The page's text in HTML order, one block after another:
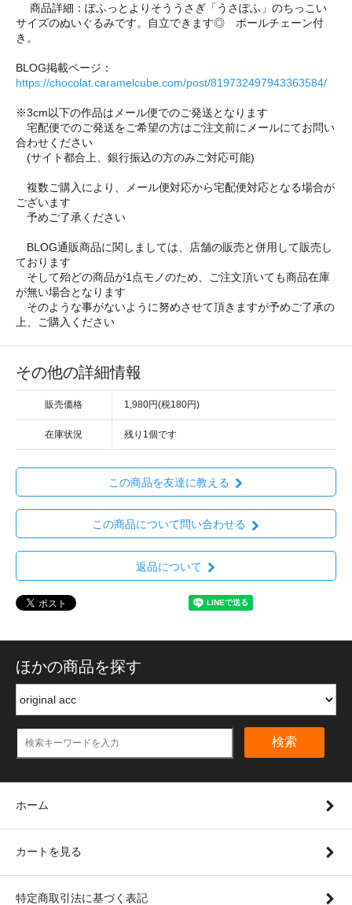
商品詳細：ぽふっとよりそううさぎ「うさぽふ」のちっこい
サイズのぬいぐるみです。自立できます◎ ボールチェーン付
き。
BLOG掲載ページ：
https://chocolat.caramelcube.com/post/819732497943363584/
※3cm以下の作品はメール便でのご発送となります
宅配便でのご発送をご希望の方はご注文前にメールにてお問い
合わせください
(サイト都合上、銀行振込の方のみご対応可能)
複数ご購入により、メール便対応から宅配便対応となる場合が
ございます
予めご了承ください
BLOG通販商品に関しましては、店舗の販売と併用して販売し
ております
そして殆どの商品が1点モノのため、ご注文頂いても商品在庫
が無い場合となります
そのような事がないように努めさせて頂きますが予めご了承の
上、ご購入ください
その他の詳細情報
販売価格 1,980円(税180円)
在庫状況 残り1個です
この商品を友達に教える
この商品について問い合わせる
返品について
ほかの商品を探す
検索
ホーム
カートを見る
特定商取引法に基づく表記